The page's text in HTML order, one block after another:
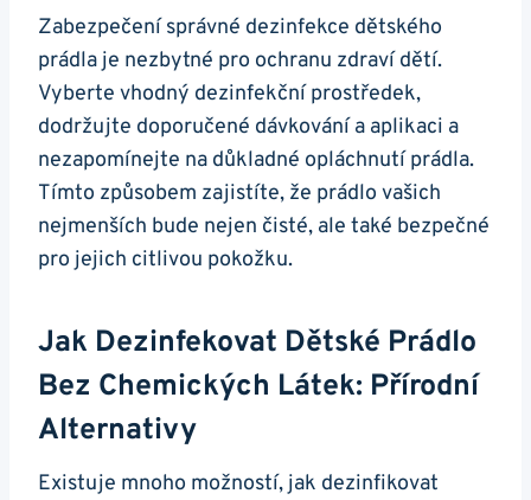
Zabezpečení správné dezinfekce dětského
prádla je nezbytné pro ochranu zdraví dětí.
Vyberte vhodný dezinfekční prostředek,
dodržujte doporučené dávkování a aplikaci a
nezapomínejte na důkladné opláchnutí prádla.
Tímto způsobem zajistíte, že prádlo vašich
nejmenších bude nejen čisté, ale také bezpečné
pro jejich citlivou pokožku.
Jak Dezinfekovat Dětské Prádlo
Bez Chemických Látek: Přírodní
Alternativy
Existuje mnoho možností, jak dezinfikovat